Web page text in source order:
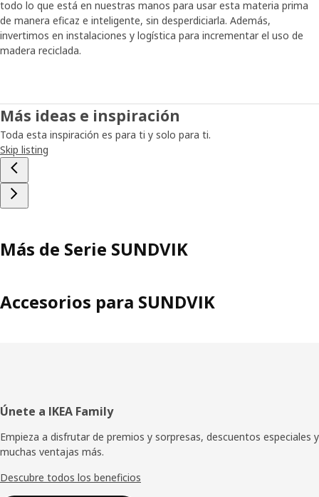
todo lo que está en nuestras manos para usar esta materia prima
de manera eficaz e inteligente, sin desperdiciarla. Además,
invertimos en instalaciones y logística para incrementar el uso de
madera reciclada.
Más ideas e inspiración
Toda esta inspiración es para ti y solo para ti.
Skip listing
Más de Serie SUNDVIK
Accesorios para SUNDVIK
Pie
de
página
Únete a IKEA Family
Empieza a disfrutar de premios y sorpresas, descuentos especiales y
muchas ventajas más.
Descubre todos los beneficios